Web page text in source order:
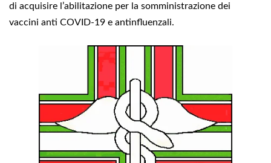
di acquisire l’abilitazione per la somministrazione dei
vaccini anti COVID-19 e antinfluenzali.